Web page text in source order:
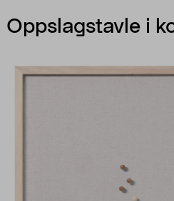
Oppslagstavle i